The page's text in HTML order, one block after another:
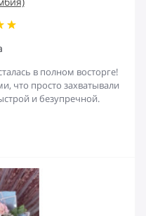
в полном восторге!
что просто захватывали
и безупречной.